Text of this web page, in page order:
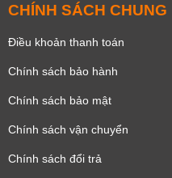
CHÍNH SÁCH CHUNG
Điều khoản thanh toán
Chính sách bảo hành
Chính sách bảo mật
Chính sách vận chuyển
Chính sách đổi trả